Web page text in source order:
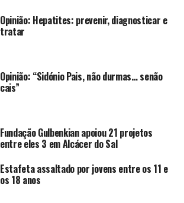
Opinião: Hepatites: prevenir, diagnosticar e
tratar
Opinião: “Sidónio Pais, não durmas… senão
cais”
Fundação Gulbenkian apoiou 21 projetos
entre eles 3 em Alcácer do Sal
Estafeta assaltado por jovens entre os 11 e
os 18 anos